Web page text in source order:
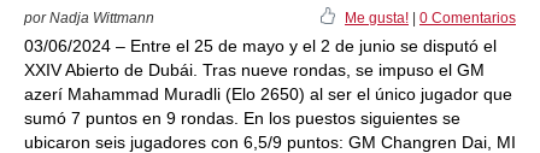
por Nadja Wittmann Me gusta! 0 Comentarios
03/06/2024 – Entre el 25 de mayo y el 2 de junio se disputó el
XXIV Abierto de Dubái. Tras nueve rondas, se impuso el GM
azerí Mahammad Muradli (Elo 2650) al ser el único jugador que
sumó 7 puntos en 9 rondas. En los puestos siguientes se
ubicaron seis jugadores con 6,5/9 puntos: GM Changren Dai, MI